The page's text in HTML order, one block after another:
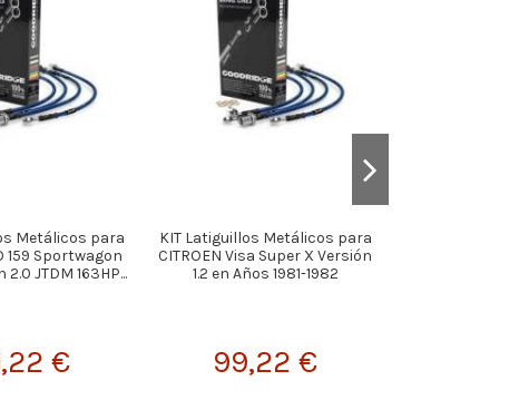
Metálicos para
159 Sportwagon
JTDM 163HP...
€
KIT Latiguillos Metálicos para
CITROEN Visa Super X Versión
1.2 en Años 1981-1982
99,22 €